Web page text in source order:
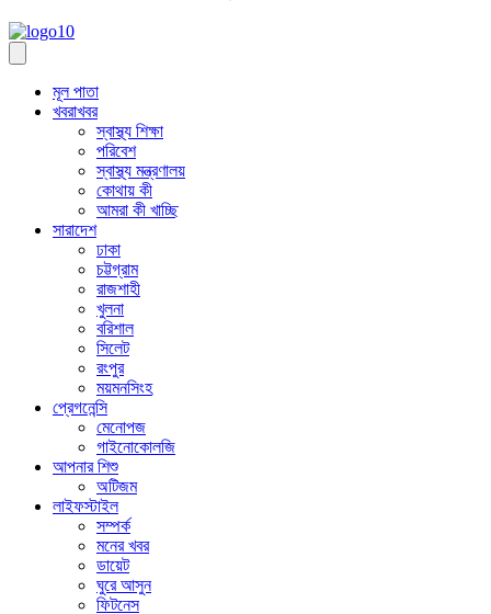
মূল পাতা
খবরাখবর
স্বাস্থ্য শিক্ষা
পরিবেশ
স্বাস্থ্য মন্ত্রণালয়
কোথায় কী
আমরা কী খাচ্ছি
সারাদেশ
ঢাকা
চট্টগ্রাম
রাজশাহী
খুলনা
বরিশাল
সিলেট
রংপুর
ময়মনসিংহ
প্রেগনেন্সি
মেনোপজ
গাইনোকোলজি
আপনার শিশু
অটিজম
লাইফস্টাইল
সম্পর্ক
মনের খবর
ডায়েট
ঘুরে আসুন
ফিটনেস